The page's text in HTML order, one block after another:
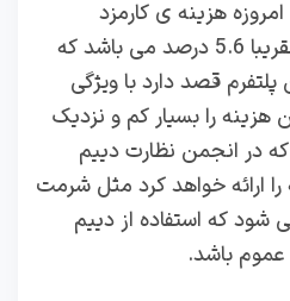
هزینه ی کارمزد
تراکنش های بین المللی تقریبا 5.6 درصد می باشد که
قصد دارد با ویژگی
را بسیار کم و نزدیک
در انجمن نظارت دییم
ارائه خواهد کرد مثل شرمت
که استفاده از دییم
باشد.